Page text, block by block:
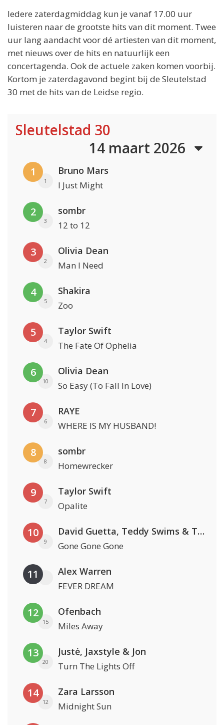
Iedere zaterdagmiddag kun je vanaf 17.00 uur
luisteren naar de grootste hits van dit moment. Twee
uur lang aandacht voor dé artiesten van dit moment,
met nieuws over de hits en natuurlijk een
concertagenda. Ook de actuele zaken komen voorbij.
Kortom je zaterdagavond begint bij de Sleutelstad
30 met de hits van de Leidse regio.
Sleutelstad 30
14 maart 2026
1
1
Bruno Mars
I Just Might
2
3
sombr
12 to 12
3
2
Olivia Dean
Man I Need
4
5
Shakira
Zoo
5
4
Taylor Swift
The Fate Of Ophelia
6
10
Olivia Dean
So Easy (To Fall In Love)
7
6
RAYE
WHERE IS MY HUSBAND!
8
8
sombr
Homewrecker
9
7
Taylor Swift
Opalite
10
9
David Guetta, Teddy Swims & Tones And I
Gone Gone Gone
11 Alex Warren
FEVER DREAM
12
15
Ofenbach
Miles Away
13
20
Justė, Jaxstyle & Jon
Turn The Lights Off
14
12
Zara Larsson
Midnight Sun